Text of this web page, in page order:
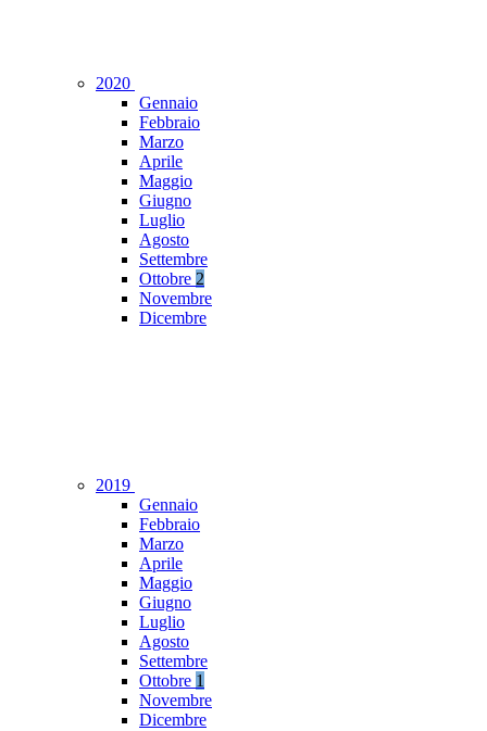
2020
Gennaio
Febbraio
Marzo
Aprile
Maggio
Giugno
Luglio
Agosto
Settembre
Ottobre 2
Novembre
Dicembre
2019
Gennaio
Febbraio
Marzo
Aprile
Maggio
Giugno
Luglio
Agosto
Settembre
Ottobre 1
Novembre
Dicembre